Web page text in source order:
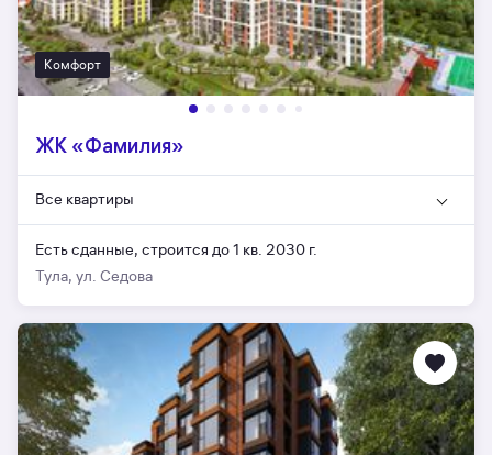
Комфорт
ЖК «Фамилия»
Все квартиры
Есть сданные, строится до 1 кв. 2030 г.
Тула, ул. Седова